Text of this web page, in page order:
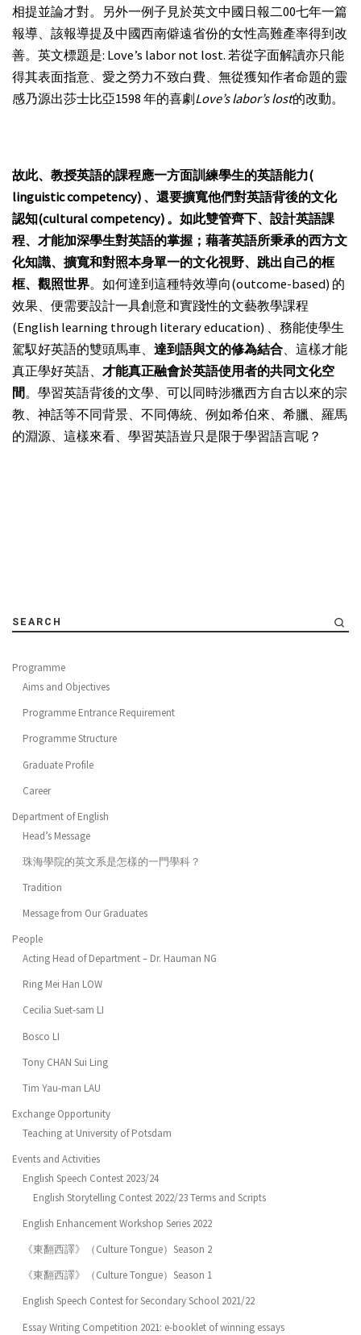
相提並論才對。另外一例子見於英文中國日報二00七年一篇
報導、該報導提及中國西南僻遠省份的女性高難產率得到改
善。英文標題是: Love’s labor not lost. 若從字面解讀亦只能
得其表面指意、愛之勞力不致白費、無從獲知作者命題的靈
感乃源出莎士比亞1598 年的喜劇Love’s labor’s lost的改動。
故此、教授英語的課程應一方面訓練學生的英語能力(
linguistic competency) 、還要擴寬他們對英語背後的文化
認知(cultural competency) 。如此雙管齊下、設計英語課
程、才能加深學生對英語的掌握；藉著英語所秉承的西方文
化知識、擴寬和對照本身單一的文化視野、跳出自己的框
框、觀照世界。如何達到這種特效導向(outcome-based) 的
效果、便需要設計一具創意和實踐性的文藝教學課程
(English learning through literary education) 、務能使學生
駕馭好英語的雙頭馬車、 達到語與文的修為結合、這樣才能
真正學好英語、 才能真正融會於英語使用者的共同文化空
間。學習英語背後的文學、可以同時涉獵西方自古以來的宗
教、神話等不同背景、不同傳統、例如希伯來、希臘、羅馬
的淵源、這樣來看、學習英語豈只是限于學習語言呢？
SEARCH
Programme
Aims and Objectives
Programme Entrance Requirement
Programme Structure
Graduate Profile
Career
Department of English
Head’s Message
珠海學院的英文系是怎樣的一門學科？
Tradition
Message from Our Graduates
People
Acting Head of Department – Dr. Hauman NG
Ring Mei Han LOW
Cecilia Suet-sam LI
Bosco LI
Tony CHAN Sui Ling
Tim Yau-man LAU
Exchange Opportunity
Teaching at University of Potsdam
Events and Activities
English Speech Contest 2023/24
English Storytelling Contest 2022/23 Terms and Scripts
English Enhancement Workshop Series 2022
《東翻西譯》（Culture Tongue）Season 2
《東翻西譯》（Culture Tongue）Season 1
English Speech Contest for Secondary School 2021/22
Essay Writing Competition 2021: e-booklet of winning essays